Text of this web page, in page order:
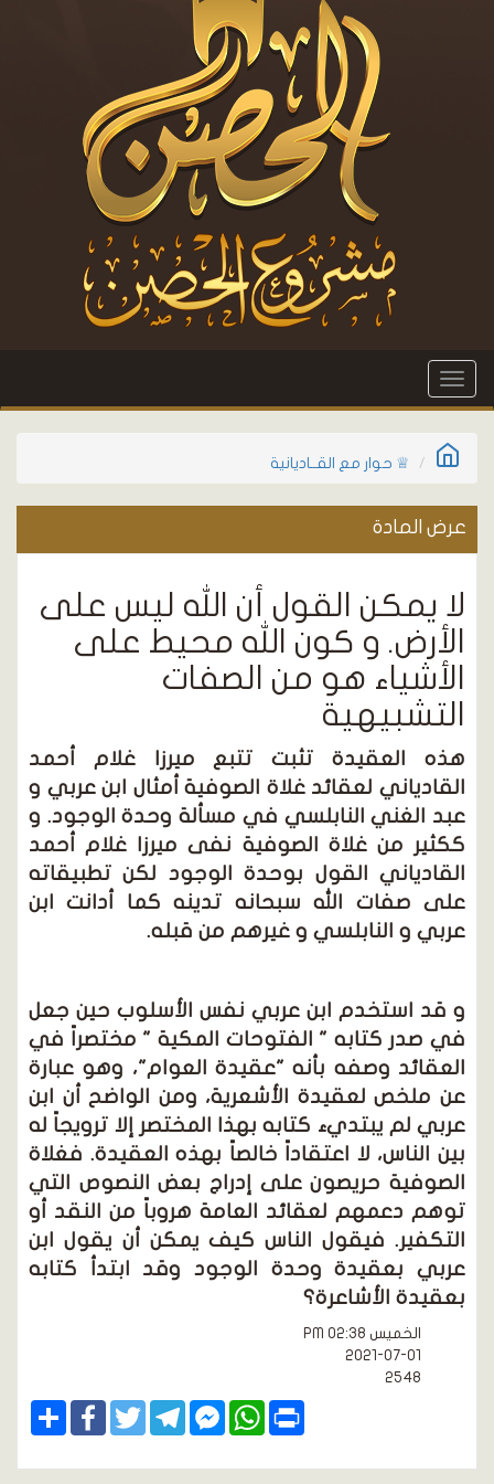
Toggle
navigation
♕ حوار مع القــاديانية
عرض المادة
لا يمكن القول أن الله ليس على
الأرض. و كون الله محيط على
الأشياء هو من الصفات
التشبيهية
هذه العقيدة تثبت تتبع ميرزا غلام أحمد
القادياني لعقائد غلاة الصوفية أمثال ابن عربي و
عبد الغني النابلسي في مسألة وحدة الوجود. و
ككثير من غلاة الصوفية نفى ميرزا غلام أحمد
القادياني القول بوحدة الوجود لكن تطبيقاته
على صفات الله سبحانه تدينه كما أدانت ابن
عربي و النابلسي و غيرهم من قبله.
و قد استخدم ابن عربي نفس الأسلوب حين جعل
في صدر كتابه " الفتوحات المكية " مختصراً في
العقائد وصفه بأنه "عقيدة العوام"، وهو عبارة
عن ملخص لعقيدة الأشعرية، ومن الواضح أن ابن
عربي لم يبتديء كتابه بهذا المختصر إلا ترويجاً له
بين الناس، لا اعتقاداً خالصاً بهذه العقيدة. فغلاة
الصوفية حريصون على إدراج بعض النصوص التي
توهم دعمهم لعقائد العامة هروباً من النقد أو
التكفير. فيقول الناس كيف يمكن أن يقول ابن
عربي بعقيدة وحدة الوجود وقد ابتدأ كتابه
بعقيدة الأشاعرة؟
الخميس PM 02:38
2021-07-01
2548
Share
FacebookTwitterTelegramFacebook
Messenger
WhatsApp Print